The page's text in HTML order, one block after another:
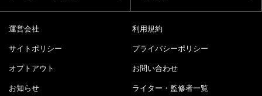
運営会社 利用規約
サイトポリシー プライバシーポリシー
オプトアウト お問い合わせ
お知らせ ライター・監修者一覧